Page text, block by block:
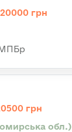
грн
грн
обл.)